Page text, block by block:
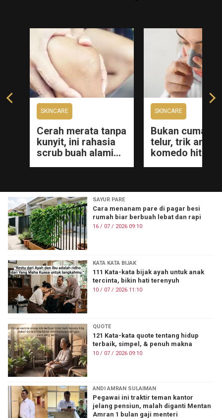
SKINCARE
Cerah merata tanpa
kunyit, ini rahasia
scrub buah alami
SKINCARE
Bukan cuma
telur, trik
komedo hitam
SAYUR PARE
Cara menanam pare di pagar besi
rumah biar berbuah lebat dan rapi
16 / 07 / 2026 09:10
KATA KATA BIJAK
111 Kata-kata bijak ayah untuk anak
tercinta, bikin hati terenyuh
10 / 07 / 2026 11:10
QUOTE
121 Kata-kata quote tentang hidup
terbaik, simpel, & penuh makna
10 / 07 / 2026 09:10
ANDI AMRAN SULAIMAN
Pegawai ini traktir teman kantor
jelang pensiun, malah diganti Mentan
Amran 1 bulan gaji menteri